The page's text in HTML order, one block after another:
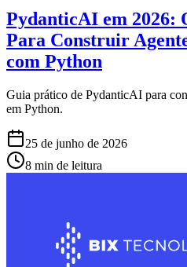
PydanticAI em 2026:
Para Construir
com Python
Guia prático de PydanticAI para
em Python.
25 de junho de 2026
8 min de leitura